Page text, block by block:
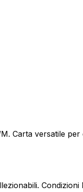
Carta versatile